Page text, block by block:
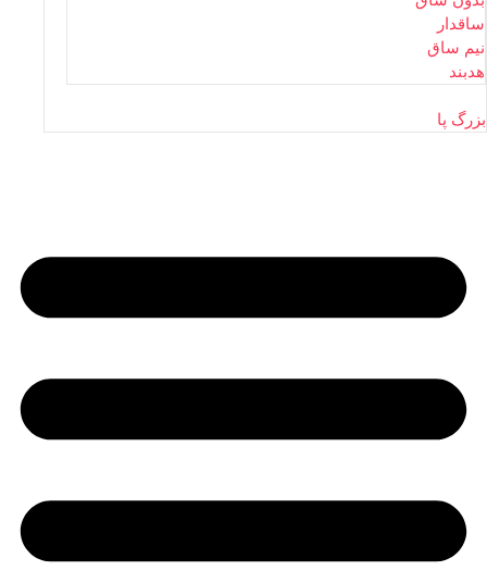
ساقدار
نیم ساق
هدبند
بزرگ پا